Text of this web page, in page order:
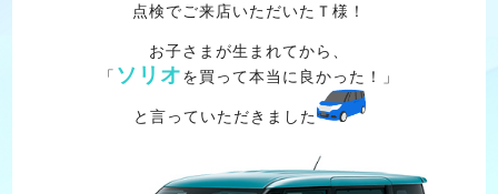
点検でご来店いただいたＴ様！
お子さまが生まれてから、
「 ソリオを買って本当に良かった！」
と言っていただきました